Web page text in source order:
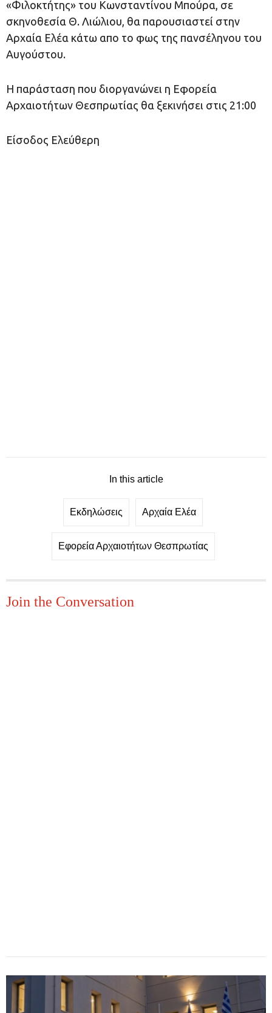
«Φιλοκτήτης» του Κωνσταντίνου Μπούρα, σε
σκηνοθεσία Θ. Λιώλιου, θα παρουσιαστεί στην
Αρχαία Ελέα κάτω απο το φως της πανσέληνου του
Αυγούστου.
Η παράσταση που διοργανώνει η Εφορεία
Αρχαιοτήτων Θεσπρωτίας θα ξεκινήσει στις 21:00
Είσοδος Ελεύθερη
In this article
Εκδηλώσεις Αρχαία Ελέα
Εφορεία Αρχαιοτήτων Θεσπρωτίας
Join the Conversation